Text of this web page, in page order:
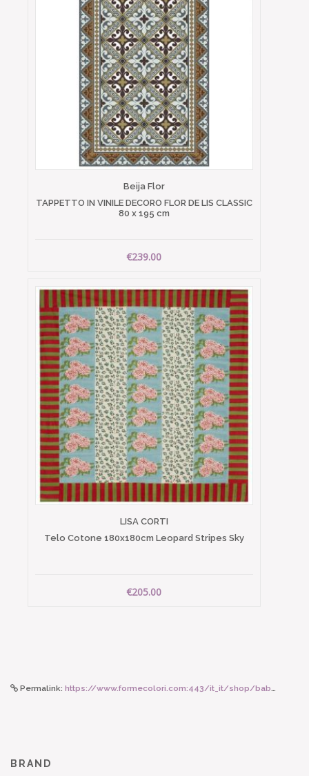
Beija Flor
TAPPETTO IN VINILE DECORO FLOR DE LIS CLASSIC
80 x 195 cm
€239.00
LISA CORTI
Telo Cotone 180x180cm Leopard Stripes Sky
€205.00
Permalink: https://www.formecolori.com:443/it_it/shop/baby_and_kids/cameretta_accessori/ferm_living_ferm_living_poster_a3_mr_cat/819
BRAND